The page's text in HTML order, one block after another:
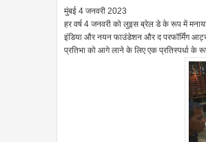
मुंबई 4 जनवरी 2023
हर वर्ष 4 जनवरी को लुइस ब्रेल डे के रूप में
इंडिया और नयन फाउंडेशन और द परफॉर्मिंग
प्रतिभा को आगे लाने के लिए एक प्रतिस्पर्धा के